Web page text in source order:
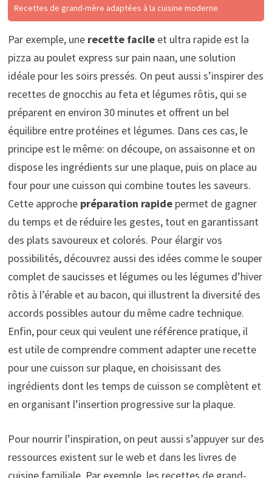
Recettes de grand-mère adaptées à la cuisine moderne
Par exemple, une recette facileet ultra rapide est la
pizza au poulet express sur pain naan, une solution
idéale pour les soirs pressés. On peut aussi s’inspirer des
recettes de gnocchis au feta et légumes rôtis, qui se
préparent en environ 30 minutes et offrent un bel
équilibre entre protéines et légumes. Dans ces cas, le
principe est le même: on découpe, on assaisonne et on
dispose les ingrédients sur une plaque, puis on place au
four pour une cuisson qui combine toutes les saveurs.
Cette approche préparation rapidepermet de gagner
du temps et de réduire les gestes, tout en garantissant
des plats savoureux et colorés. Pour élargir vos
possibilités, découvrez aussi des idées comme le souper
complet de saucisses et légumes ou les légumes d’hiver
rôtis à l’érable et au bacon, qui illustrent la diversité des
accords possibles autour du même cadre technique.
Enfin, pour ceux qui veulent une référence pratique, il
est utile de comprendre comment adapter une recette
pour une cuisson sur plaque, en choisissant des
ingrédients dont les temps de cuisson se complètent et
en organisant l’insertion progressive sur la plaque.
Pour nourrir l’inspiration, on peut aussi s’appuyer sur des
ressources existent sur le web et dans les livres de
cuisine familiale. Par exemple, les recettes de grand-